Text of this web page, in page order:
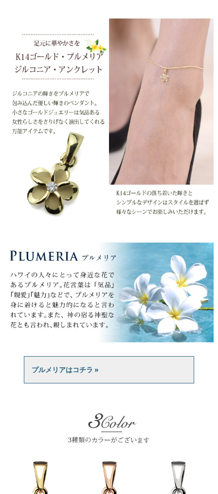
プルメリアはコチラ »